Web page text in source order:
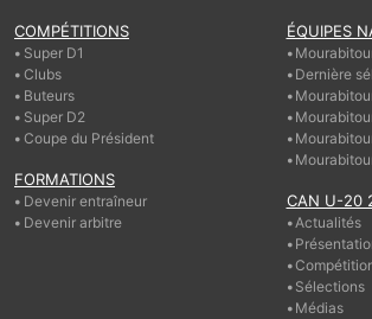
COMPÉTITIONS
Super D1
Clubs
Buteurs
Super D2
Coupe du Président
FORMATIONS
Devenir entraîneur
Devenir arbitre
ÉQUIPES
Dernière
CAN U-20
Actualités
Sélections
Médias